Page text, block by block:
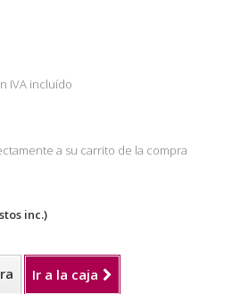
IVA incluído
a su carrito de la compra
inc.)
Ir a la caja